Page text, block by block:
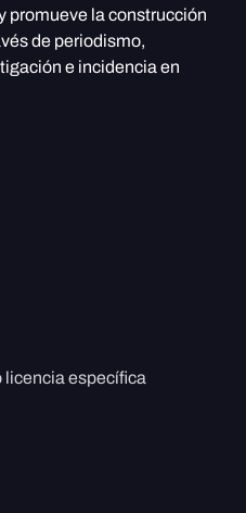
promueve la construcción
de periodismo,
e incidencia en
licencia específica